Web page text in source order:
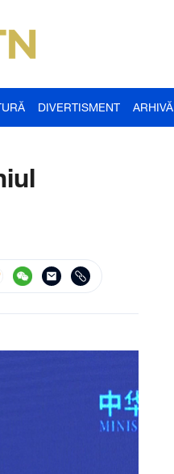
DIVERTISMENT ARHIVĂ